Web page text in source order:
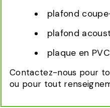
plafond
plafond
plaque en
Contactez-nous pour
ou pour tout